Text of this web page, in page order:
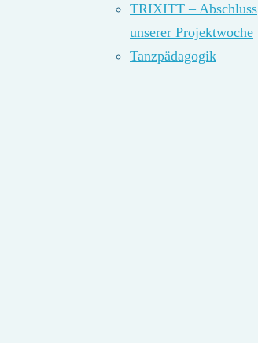
TRIXITT – Abschluss
unserer Projektwoche
Tanzpädagogik